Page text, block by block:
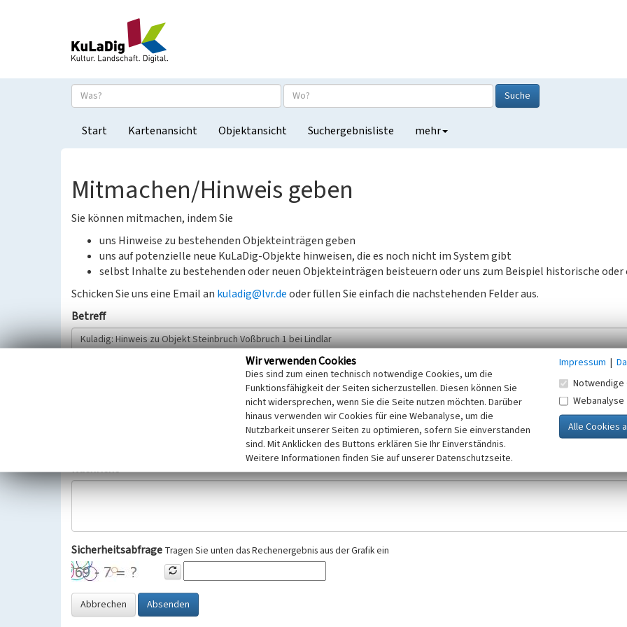
Suche
Start Kartenansicht Objektansicht Suchergebnisliste mehr
Mitmachen/Hinweis geben
Sie können mitmachen, indem Sie
uns Hinweise zu bestehenden Objekteinträgen geben
uns auf potenzielle neue KuLaDig-Objekte hinweisen, die es noch nicht im System gibt
selbst Inhalte zu bestehenden oder neuen Objekteinträgen beisteuern oder uns zum Beispiel historische oder
Schicken Sie uns eine Email an kuladig@lvr.deoder füllen Sie einfach die nachstehenden Felder aus.
Betreff
Wir bitten Sie um freiwillige Angabe Ihres Namens und Ihrer E-Mail-Adresse. Ihre Angaben werden ausschließlich im Rahmen der KuLaDig-
Selbstverständlich werden diese entsprechend der Vorschriften des Telemediengesetzes, des Datenschutzgesetzes NRW und der seit
Datenschutzgrundverordnung (EU-DSGVO) vertraulich behandelt, beachten Sie bitte unsere Hinweise zumDatenschutz
Nachricht
Sicherheitsabfrage Tragen Sie unten das Rechenergebnis aus der Grafik ein
Abbrechen Absenden
Wir verwenden Cookies
Dies sind zum einen technisch notwendige Cookies, um die
Funktionsfähigkeit der Seiten sicherzustellen. Diesen können Sie
nicht widersprechen, wenn Sie die Seite nutzen möchten. Darüber
hinaus verwenden wir Cookies für eine Webanalyse, um die
Nutzbarkeit unserer Seiten zu optimieren, sofern Sie einverstanden
sind. Mit Anklicken des Buttons erklären Sie Ihr Einverständnis.
Weitere Informationen finden Sie auf unserer Datenschutzseite.
Impressum |
Notwendige
Webanalyse